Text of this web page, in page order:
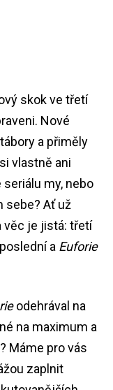
skok ve třetí
Nové
a přiměly
vlastně ani
my, nebo
sebe? Ať už
věc je jistá: třetí
a Euforie
odehrával na
na maximum a
Máme pro vás
zaplnit